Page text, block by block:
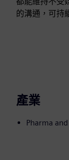
的溝通，可持
產業
Pharma